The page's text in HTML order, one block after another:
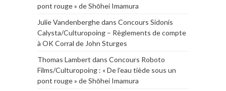
pont rouge » de Shōhei Imamura
Julie Vandenberghedans Concours Sidonis
Calysta/Culturopoing – Règlements de compte
à OK Corral de John Sturges
Thomas Lambert dans Concours Roboto
Films/Culturopoing : « De l’eau tiède sous un
pont rouge » de Shōhei Imamura